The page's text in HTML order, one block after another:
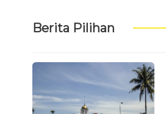
Berita Pilihan